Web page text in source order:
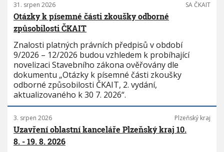
31. srpen 2026 SA ČKAIT
Otázky k písemné části zkoušky odborné
způsobilosti ČKAIT
Znalosti platných právních předpisů v období
9/2026 – 12/2026 budou vzhledem k probíhající
novelizaci Stavebního zákona ověřovány dle
dokumentu „Otázky k písemné části zkoušky
odborné způsobilosti ČKAIT, 2. vydání,
aktualizovaného k 30 7. 2026“.
3. srpen 2026 Plzeňský kraj
Uzavření oblastní kanceláře Plzeňský kraj 10.
8. - 19. 8. 2026